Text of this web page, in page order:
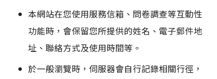
本網站在您使用服務信箱、問卷調查等互動性
功能時，會保留您所提供的姓名、電子郵件地
址、聯絡方式及使用時間等。
於一般瀏覽時，伺服器會自行記錄相關行徑，